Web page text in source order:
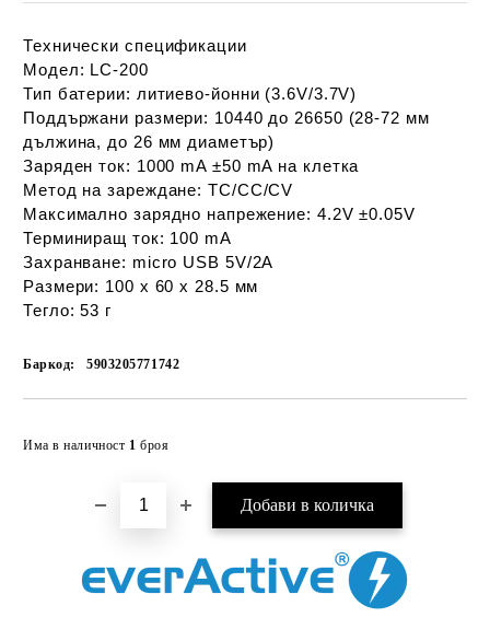
Технически спецификации
Модел: LC-200
Тип батерии: литиево-йонни (3.6V/3.7V)
Поддържани размери: 10440 до 26650 (28-72 мм
дължина, до 26 мм диаметър)
Заряден ток: 1000 mA ±50 mA на клетка
Метод на зареждане: TC/CC/CV
Максимално зарядно напрежение: 4.2V ±0.05V
Терминиращ ток: 100 mA
Захранване: micro USB 5V/2A
Размери: 100 x 60 x 28.5 мм
Тегло: 53 г
Баркод: 5903205771742
Има в наличност 1 броя